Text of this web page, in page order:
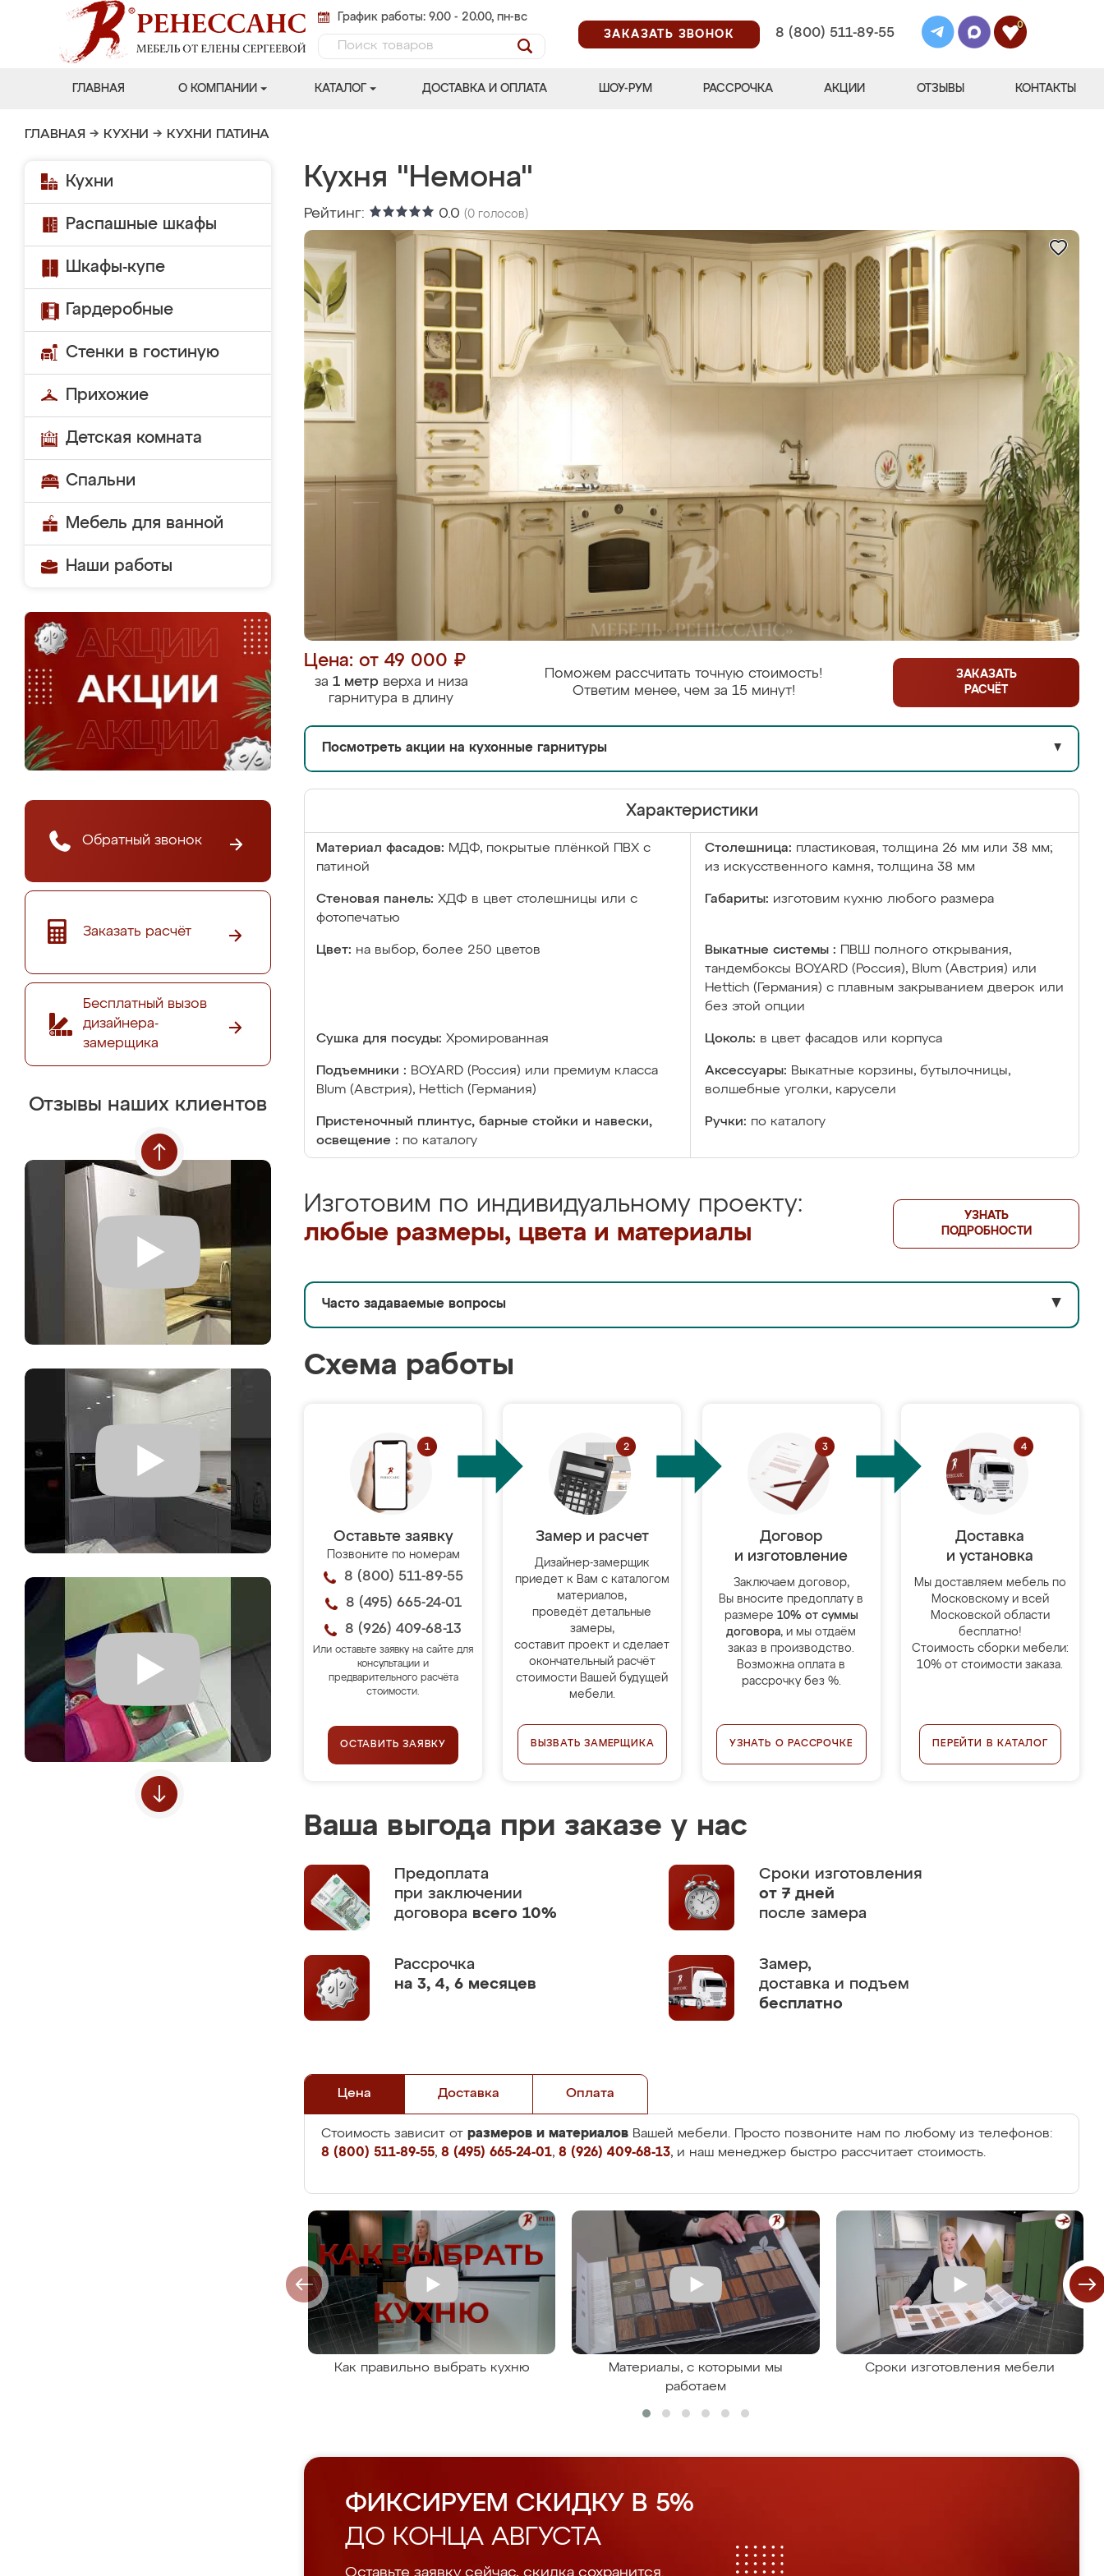
График работы: 9.00 - 20.00, пн-вс
ЗАКАЗАТЬ ЗВОНОК
8 (800) 511-89-55
0
ГЛАВНАЯ О КОМПАНИИ КАТАЛОГ ДОСТАВКА И ОПЛАТА ШОУ-РУМ РАССРОЧКА АКЦИИ ОТЗЫВЫ КОНТАКТЫ
ГЛАВНАЯ → КУХНИ → КУХНИ ПАТИНА
Кухни
Распашные шкафы
Шкафы-купе
Гардеробные
Стенки в гостиную
Прихожие
Детская комната
Спальни
Мебель для ванной
Наши работы
Обратный звонок
Заказать расчёт
Бесплатный вызов
дизайнера-
замерщика
Отзывы наших клиентов
Кухня "Немона"
Рейтинг: 0.0 (0 голосов)
Цена: от 49 000 ₽
за 1 метрверха и низа
гарнитура в длину
Поможем рассчитать точную стоимость!
Ответим менее, чем за 15 минут!
ЗАКАЗАТЬ
РАСЧЁТ
Посмотреть акции на кухонные гарнитуры ▼
Характеристики
Материал фасадов: МДФ, покрытые плёнкой ПВХ с
патиной
Столешница: пластиковая, толщина 26 мм или 38 мм;
из искусственного камня, толщина 38 мм
Стеновая панель: ХДФ в цвет столешницы или с
фотопечатью
Габариты: изготовим кухню любого размера
Цвет: на выбор, более 250 цветов Выкатные системы :
ПВШ полного открывания,
тандембоксы BOYARD (Россия), Blum (Австрия) или
Hettich (Германия) с плавным закрыванием дверок или
без этой опции
Сушка для посуды: Хромированная Цоколь: в цвет фасадов или корпуса
Подъемники : BOYARD (Россия) или премиум класса
Blum (Австрия), Hettich (Германия)
Аксессуары: Выкатные корзины, бутылочницы,
волшебные уголки, карусели
Пристеночный плинтус, барные стойки и навески,
освещение : по каталогу
Ручки: по каталогу
Изготовим по индивидуальному проекту:
любые размеры, цвета и материалы
УЗНАТЬ
ПОДРОБНОСТИ
Часто задаваемые вопросы ▼
Схема работы
Оставьте заявку
Позвоните по номерам
8 (800) 511-89-55
8 (495) 665-24-01
8 (926) 409-68-13
Или оставьте заявку на сайте для
консультации и
предварительного расчёта
стоимости.
ОСТАВИТЬ ЗАЯВКУ
Замер и расчет
Дизайнер-замерщик
приедет к Вам с каталогом
материалов,
проведёт детальные
замеры,
составит проект и сделает
окончательный расчёт
стоимости Вашей будущей
мебели.
ВЫЗВАТЬ ЗАМЕРЩИКА
Договор
и изготовление
Заключаем договор,
Вы вносите предоплату в
размере 10% от суммы
договора, и мы отдаём
заказ в производство.
Возможна оплата в
рассрочку без %.
УЗНАТЬ О РАССРОЧКЕ
Доставка
и установка
Мы доставляем мебель по
Московскому и всей
Московской области
бесплатно!
Стоимость сборки мебели:
10% от стоимости заказа.
ПЕРЕЙТИ В КАТАЛОГ
Ваша выгода при заказе у нас
Предоплата
при заключении
договора всего 10%
Сроки изготовления
от 7 дней
после замера
Рассрочка
на 3, 4, 6 месяцев
Замер,
доставка и подъем
бесплатно
Цена Доставка Оплата
Стоимость зависит от размеров и материалов Вашей мебели. Просто позвоните нам по любому из телефонов:
8 (800) 511-89-55, 8 (495) 665-24-01, 8 (926) 409-68-13, и наш менеджер быстро рассчитает стоимость.
Как правильно выбрать кухню
Материалы, с которыми мы
работаем
Сроки изготовления мебели
ФИКСИРУЕМ СКИДКУ В 5%
ДО КОНЦА АВГУСТА
Оставьте заявку сейчас, скидка сохранится.